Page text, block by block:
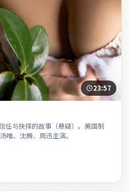
23:57
任与抉择的故事（悬疑）。美国制
唯、沈腾、周迅主演。